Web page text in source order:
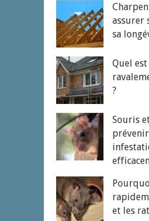
assurer
sa
Quel
?
Souris
et les